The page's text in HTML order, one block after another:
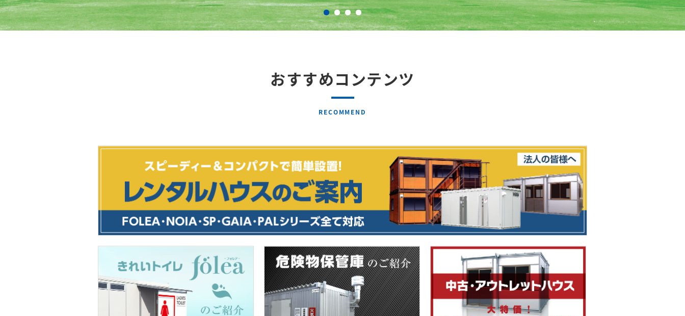
おすすめコンテンツ
RECOMMEND